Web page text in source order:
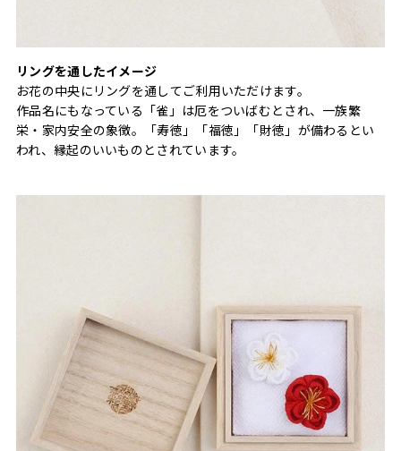
リングを通したイメージ
お花の中央にリングを通してご利用いただけます。
作品名にもなっている「雀」は厄をついばむとされ、一族繁
栄・家内安全の象徴。「寿徳」「福徳」「財徳」が備わるとい
われ、縁起のいいものとされています。